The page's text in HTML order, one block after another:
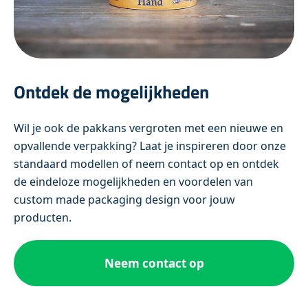
Ontdek de mogelijkheden
Wil je ook de pakkans vergroten met een nieuwe en
opvallende verpakking? Laat je inspireren door onze
standaard modellen of neem contact op en ontdek
de eindeloze mogelijkheden en voordelen van
custom made packaging design voor jouw
producten.
Neem contact op